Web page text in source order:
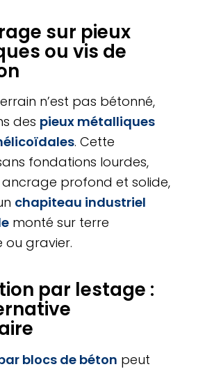
sur pieux
ou vis de
n’est pas bétonné,
des pieux métalliques
. Cette
fondations lourdes,
profond et solide,
chapiteau industriel
monté sur terre
gravier.
par lestage :
blocs de béton peut